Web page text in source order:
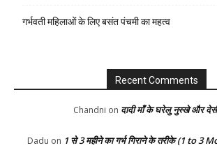
गर्भवती महिलाओं के लिए बसंत पंचमी का महत्व
Recent Comments
Chandni on दादी माँ के घरेलु नुस्खे और
Dadu on 1 से 3 महीने का गर्भ गिराने के तरीके (1 to 3